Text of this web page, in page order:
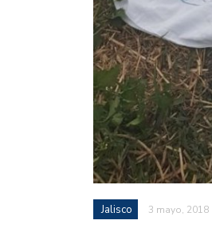
Jalisco 3 mayo, 2018